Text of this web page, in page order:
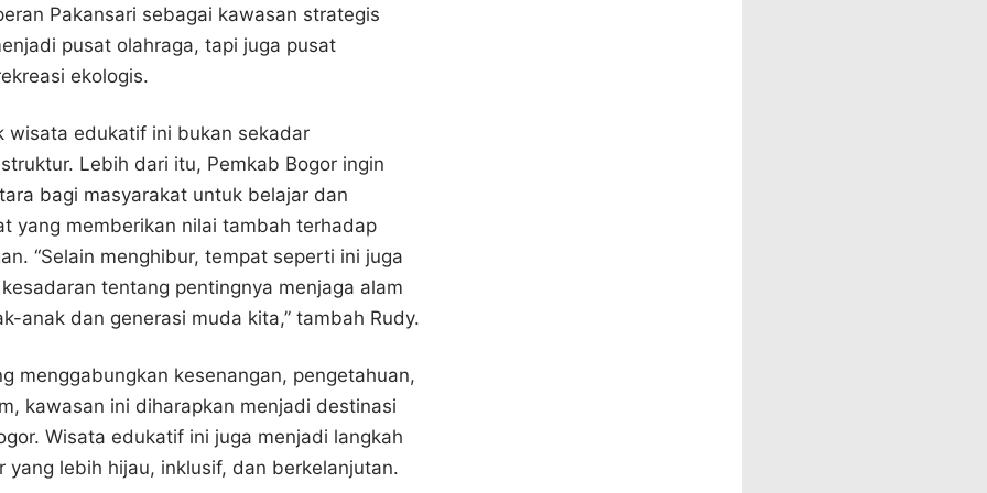
Pakansari sebagai kawasan strategis
pusat olahraga, tapi juga pusat
ekologis.
wisata edukatif ini bukan sekadar
Lebih dari itu, Pemkab Bogor ingin
bagi masyarakat untuk belajar dan
yang memberikan nilai tambah terhadap
“Selain menghibur, tempat seperti ini juga
tentang pentingnya menjaga alam
anak dan generasi muda kita,” tambah Rudy.
menggabungkan kesenangan, pengetahuan,
kawasan ini diharapkan menjadi destinasi
Wisata edukatif ini juga menjadi langkah
yang lebih hijau, inklusif, dan berkelanjutan.